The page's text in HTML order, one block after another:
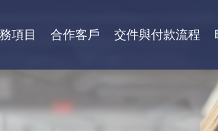
項目 合作客戶 交件與付款流程